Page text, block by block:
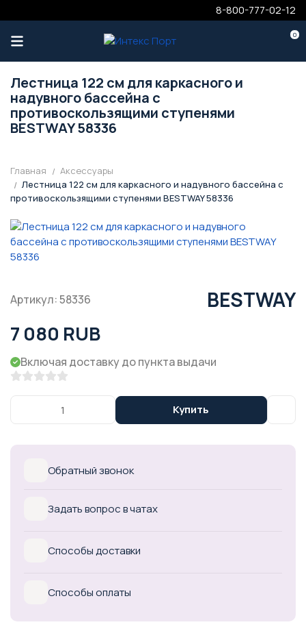
8-800-777-02-12
0
Лестница 122 см для каркасного и
надувного бассейна с
противоскользящими ступенями
BESTWAY 58336
Главная
Аксессуары
Лестница 122 см для каркасного и надувного бассейна с
противоскользящими ступенями BESTWAY 58336
Артикул: 58336 BESTWAY
7 080 RUB
Включая доставку до пункта выдачи
Купить
Обратный звонок
Задать вопрос в чатах
Способы доставки
Способы оплаты